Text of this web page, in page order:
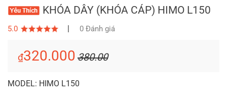
KHÓA DÂY (KHÓA CÁP) HIMO L150
5.0 | 0 Đánh giá
₫320.000 380.00
MODEL: HIMO L150